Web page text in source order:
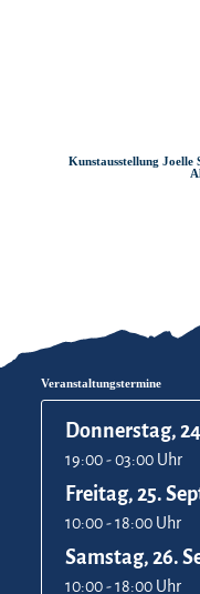
Kunstausstellung
Veranstaltungstermine
Donnerstag,
19:00 - 03:00 Uhr
Freitag, 25.
10:00 - 18:00 Uhr
Samstag, 26.
10:00 - 18:00 Uhr